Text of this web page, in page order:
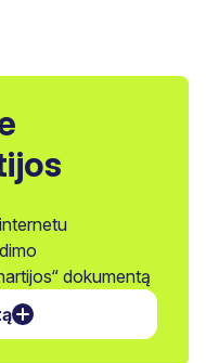
dokumentą